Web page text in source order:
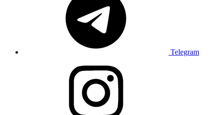
Telegram